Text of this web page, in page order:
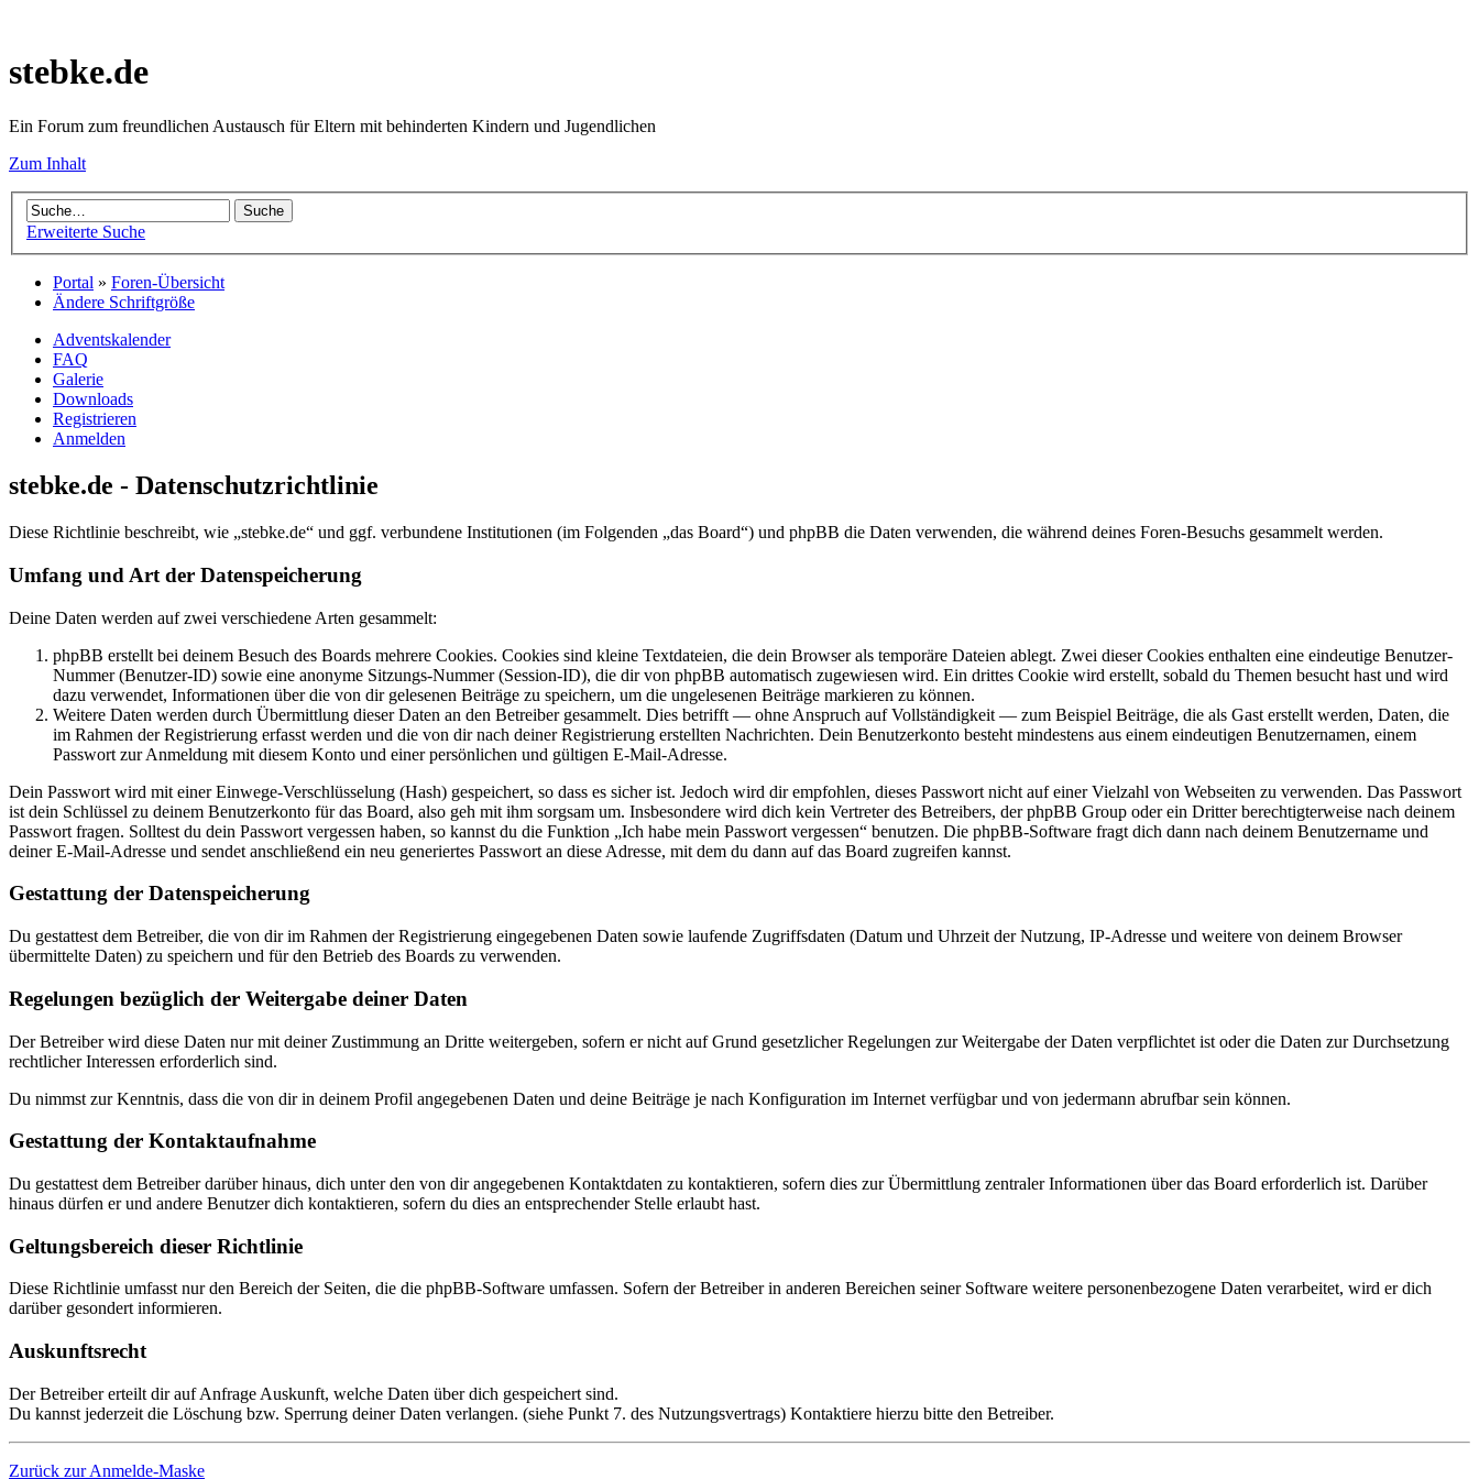
stebke.de
Ein Forum zum freundlichen Austausch für Eltern mit behinderten Kindern und Jugendlichen
Zum Inhalt
Erweiterte Suche
Portal » Foren-Übersicht
Ändere Schriftgröße
Adventskalender
FAQ
Galerie
Downloads
Registrieren
Anmelden
stebke.de - Datenschutzrichtlinie
Diese Richtlinie beschreibt, wie „stebke.de“ und ggf. verbundene Institutionen (im Folgenden „das Board“) und phpBB die Daten verwenden, die während deines Foren-Besuchs gesammelt werden.
Umfang und Art der Datenspeicherung
Deine Daten werden auf zwei verschiedene Arten gesammelt:
phpBB erstellt bei deinem Besuch des Boards mehrere Cookies. Cookies sind kleine Textdateien, die dein Browser als temporäre Dateien ablegt. Zwei dieser Cookies enthalten eine eindeutige Benutzer-
Nummer (Benutzer-ID) sowie eine anonyme Sitzungs-Nummer (Session-ID), die dir von phpBB automatisch zugewiesen wird. Ein drittes Cookie wird erstellt, sobald du Themen besucht hast und wird
dazu verwendet, Informationen über die von dir gelesenen Beiträge zu speichern, um die ungelesenen Beiträge markieren zu können.
Weitere Daten werden durch Übermittlung dieser Daten an den Betreiber gesammelt. Dies betrifft — ohne Anspruch auf Vollständigkeit — zum Beispiel Beiträge, die als Gast erstellt werden, Daten, die
im Rahmen der Registrierung erfasst werden und die von dir nach deiner Registrierung erstellten Nachrichten. Dein Benutzerkonto besteht mindestens aus einem eindeutigen Benutzernamen, einem
Passwort zur Anmeldung mit diesem Konto und einer persönlichen und gültigen E-Mail-Adresse.
Dein Passwort wird mit einer Einwege-Verschlüsselung (Hash) gespeichert, so dass es sicher ist. Jedoch wird dir empfohlen, dieses Passwort nicht auf einer Vielzahl von Webseiten zu verwenden. Das Passwort
ist dein Schlüssel zu deinem Benutzerkonto für das Board, also geh mit ihm sorgsam um. Insbesondere wird dich kein Vertreter des Betreibers, der phpBB Group oder ein Dritter berechtigterweise nach deinem
Passwort fragen. Solltest du dein Passwort vergessen haben, so kannst du die Funktion „Ich habe mein Passwort vergessen“ benutzen. Die phpBB-Software fragt dich dann nach deinem Benutzername und
deiner E-Mail-Adresse und sendet anschließend ein neu generiertes Passwort an diese Adresse, mit dem du dann auf das Board zugreifen kannst.
Gestattung der Datenspeicherung
Du gestattest dem Betreiber, die von dir im Rahmen der Registrierung eingegebenen Daten sowie laufende Zugriffsdaten (Datum und Uhrzeit der Nutzung, IP-Adresse und weitere von deinem Browser
übermittelte Daten) zu speichern und für den Betrieb des Boards zu verwenden.
Regelungen bezüglich der Weitergabe deiner Daten
Der Betreiber wird diese Daten nur mit deiner Zustimmung an Dritte weitergeben, sofern er nicht auf Grund gesetzlicher Regelungen zur Weitergabe der Daten verpflichtet ist oder die Daten zur Durchsetzung
rechtlicher Interessen erforderlich sind.
Du nimmst zur Kenntnis, dass die von dir in deinem Profil angegebenen Daten und deine Beiträge je nach Konfiguration im Internet verfügbar und von jedermann abrufbar sein können.
Gestattung der Kontaktaufnahme
Du gestattest dem Betreiber darüber hinaus, dich unter den von dir angegebenen Kontaktdaten zu kontaktieren, sofern dies zur Übermittlung zentraler Informationen über das Board erforderlich ist. Darüber
hinaus dürfen er und andere Benutzer dich kontaktieren, sofern du dies an entsprechender Stelle erlaubt hast.
Geltungsbereich dieser Richtlinie
Diese Richtlinie umfasst nur den Bereich der Seiten, die die phpBB-Software umfassen. Sofern der Betreiber in anderen Bereichen seiner Software weitere personenbezogene Daten verarbeitet, wird er dich
darüber gesondert informieren.
Auskunftsrecht
Der Betreiber erteilt dir auf Anfrage Auskunft, welche Daten über dich gespeichert sind.
Du kannst jederzeit die Löschung bzw. Sperrung deiner Daten verlangen. (siehe Punkt 7. des Nutzungsvertrags) Kontaktiere hierzu bitte den Betreiber.
Zurück zur Anmelde-Maske